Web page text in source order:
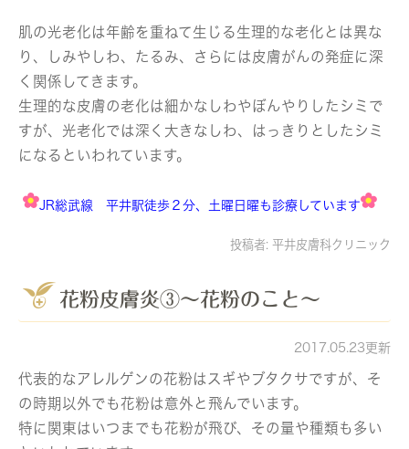
肌の光老化は年齢を重ねて生じる生理的な老化とは異な
り、しみやしわ、たるみ、さらには皮膚がんの発症に深
く関係してきます。
生理的な皮膚の老化は細かなしわやぼんやりしたシミで
すが、光老化では深く大きなしわ、はっきりとしたシミ
になるといわれています。
JR総武線 平井駅徒歩２分、土曜日曜も診療しています
投稿者: 平井皮膚科クリニック
花粉皮膚炎③～花粉のこと～
2017.05.23更新
代表的なアレルゲンの花粉はスギやブタクサですが、そ
の時期以外でも花粉は意外と飛んでいます。
特に関東はいつまでも花粉が飛び、その量や種類も多い